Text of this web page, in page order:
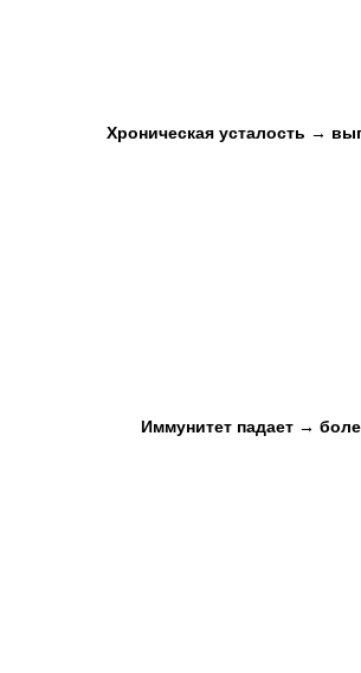
Хроническая усталость →
Иммунитет падает →